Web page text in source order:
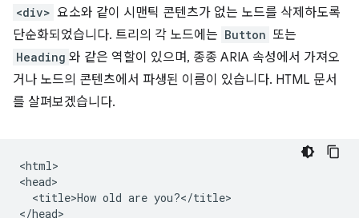
<div> 요소와 같이 시맨틱 콘텐츠가 없는 노드를 삭제하도록
단순화되었습니다. 트리의 각 노드에는 Button 또는
Heading 와 같은 역할이 있으며, 종종 ARIA 속성에서 가져오
거나 노드의 콘텐츠에서 파생된 이름이 있습니다. HTML 문서
를 살펴보겠습니다.
<html>
<head>
  <title>How old are you?</title>
</head>